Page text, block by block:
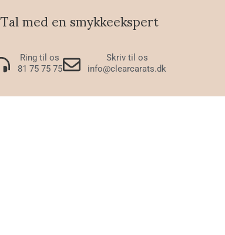
Tal med en smykkeekspert
Ring til os
81 75 75 75
Skriv til os
info@clearcarats.dk